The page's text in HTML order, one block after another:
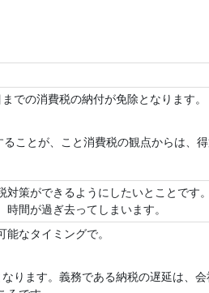
での消費税の納付が免除となります。
ことが、こと消費税の観点からは、得
策ができるようにしたいとことです。
間が過ぎ去ってしまいます。
なタイミングで。
ります。義務である納税の遅延は、